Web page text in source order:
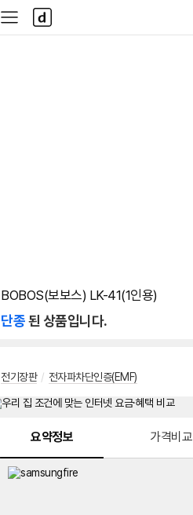
사
이
다
나
와
BOBOS(보보스) LK-41(1인용)
단종된 상품입니다.
전기장판 / 전자파차단인증(EMF)
요약정보 가격비교